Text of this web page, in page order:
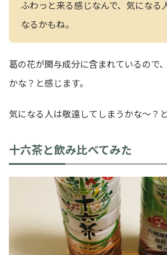
ふわっと来る感じなんで、気になる
なるかもね。
葛の花が関与成分に含まれているので
かな？と感じます。
気になる人は敬遠してしまうかな～？
十六茶と飲み比べてみた